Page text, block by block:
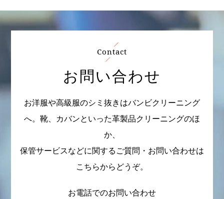
Contact
お問い合わせ
お洋服や高級服のシミ抜きはバンビクリーニング
へ。靴、カバンといった革製品クリーニングのほ
か、
保管サービスなどに関するご質問・お問い合わせは
こちらからどうぞ。
お電話でのお問い合わせ